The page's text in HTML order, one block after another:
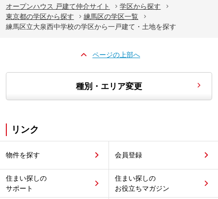
オープンハウス 戸建て仲介サイト
学区から探す
東京都の学区から探す
練馬区の学区一覧
練馬区立大泉西中学校の学区から一戸建て・土地を探す
ページの上部へ
種別・エリア変更
リンク
物件を探す 会員登録
住まい探しの
サポート
住まい探しの
お役立ちマガジン